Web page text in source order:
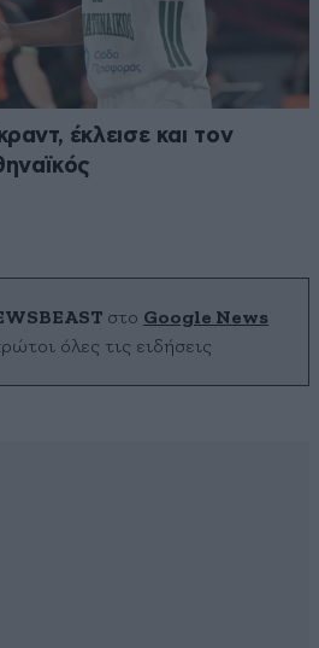
έκλεισε και τον
στο Google News
όλες τις ειδήσεις